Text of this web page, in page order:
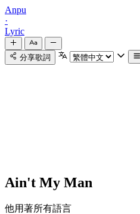
Anpu
·
Lyric
分享歌詞
Ain't My Man
他用著所有語言